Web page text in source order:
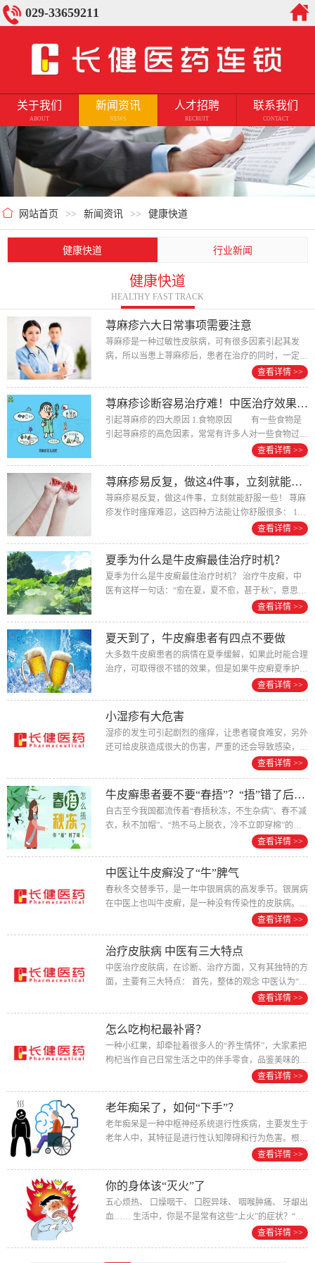
029-33659211
关于我们
ABOUT
新闻资讯
NEWS
人才招聘
RECRUIT
联系我们
CONTACT
网站首页 >> 新闻资讯 >> 健康快道
健康快道 行业新闻
健康快道
HEALTHY FAST TRACK
荨麻疹六大日常事项需要注意
荨麻疹是一种过敏性皮肤病，可有很多因素引起其发
病，所以当患上荨麻疹后，患者在治疗的同时，一定要
注意做好相关的护理工作，避免一些诱... 查看详情 >>
荨麻疹诊断容易治疗难！中医治疗效果不错！
引起荨麻疹的四大原因 1.食物原因 有一些食物是
引起荨麻疹的高危因素，常常有许多人对一些食物过
查看详情 >>
荨麻疹易反复，做这4件事，立刻就能舒服一些！
荨麻疹易反复，做这4件事，立刻就能舒服一些！ 荨麻
疹发作时瘙痒难忍，这四种方法能让你舒服很多： 1、
查看详情 >>
夏季为什么是牛皮癣最佳治疗时机？
夏季为什么是牛皮癣最佳治疗时机？ 治疗牛皮癣，中
医有这样一句话：“愈在夏，夏不愈，甚于秋”，意思就
查看详情 >>
夏天到了，牛皮癣患者有四点不要做
大多数牛皮癣患者的病情在夏季缓解，如果此时能合理
治疗，可取得很不错的效果，但是如果牛皮癣夏季护理
不当的话，也是有可能导致病情加重，... 查看详情 >>
小湿疹有大危害
湿疹的发生可引起剧烈的瘙痒，让患者寝食难安，另外
还可给皮肤造成很大的伤害，严重的还会导致感染，因
此患上湿疹要及时治疗，那么，湿疹对身...查看详情 >>
牛皮癣患者要不要“春捂”？“捂”错了后果这么严重！
自古至今我国都流传着“春捂秋冻，不生杂病”、春不减
衣，秋不加帽”、“热不马上脱衣，冷不立即穿棉”的说
查看详情 >>
中医让牛皮癣没了“牛”脾气
春秋冬交替季节，是一年中银屑病的高发季节。银屑病
在中医上也叫牛皮癣，是一种没有传染性的皮肤病。但
这种病看起来非常不雅，患者很痛苦，... 查看详情 >>
治疗皮肤病 中医有三大特点
中医治疗皮肤病，在诊断、治疗方面，又有其独特的方
面，主要有三大特点： 首先，整体的观念 中医认为“有
查看详情 >>
怎么吃枸杞最补肾？
一种小红果，却牵扯着很多人的“养生情怀”，大家素把
枸杞当作自己日常生活之中的伴手零食，品鉴美味的同
查看详情 >>
老年痴呆了，如何“下手”？
老年痴呆是一种中枢神经系统退行性疾病，主要发生于
老年人中，其特征是进行性认知障碍和行为危害。根据
查看详情 >>
你的身体该“灭火”了
五心烦热、 口燥咽干、 口腔异味、 咽喉肿痛、 牙龈出
血…… 生活中，你是不是常有这些“上火”的症状？“上
查看详情 >>